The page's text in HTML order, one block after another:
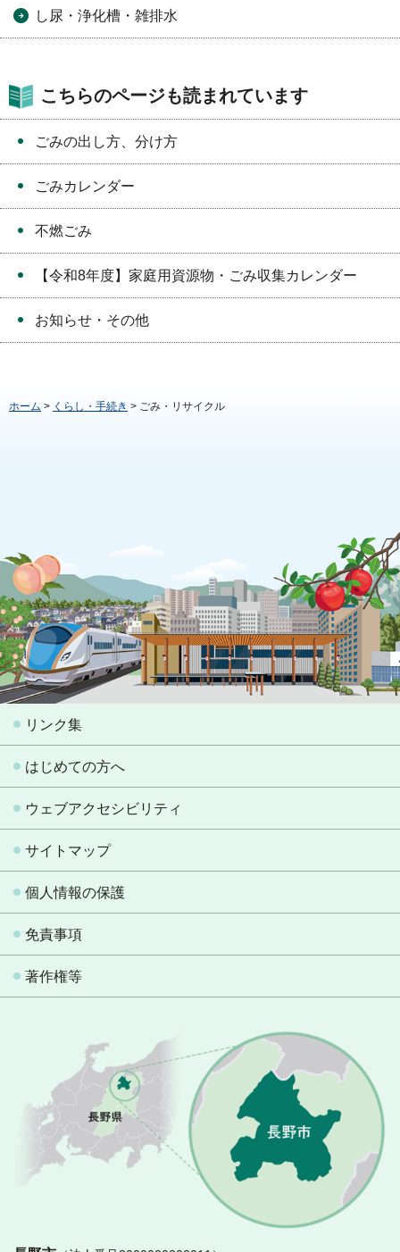
し尿・浄化槽・雑排水
こちらのページも読まれています
ごみの出し方、分け方
ごみカレンダー
不燃ごみ
【令和8年度】家庭用資源物・ごみ収集カレンダー
お知らせ・その他
ホーム > くらし・手続き > ごみ・リサイクル
リンク集
はじめての方へ
ウェブアクセシビリティ
サイトマップ
個人情報の保護
免責事項
著作権等